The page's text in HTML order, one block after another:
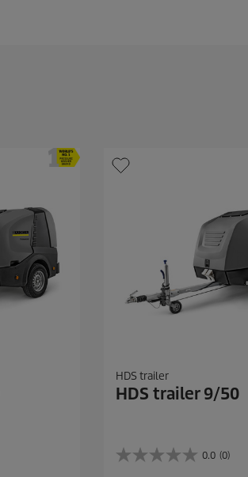
HDS trailer
HDS trailer 9/50
0.0 (0)
0